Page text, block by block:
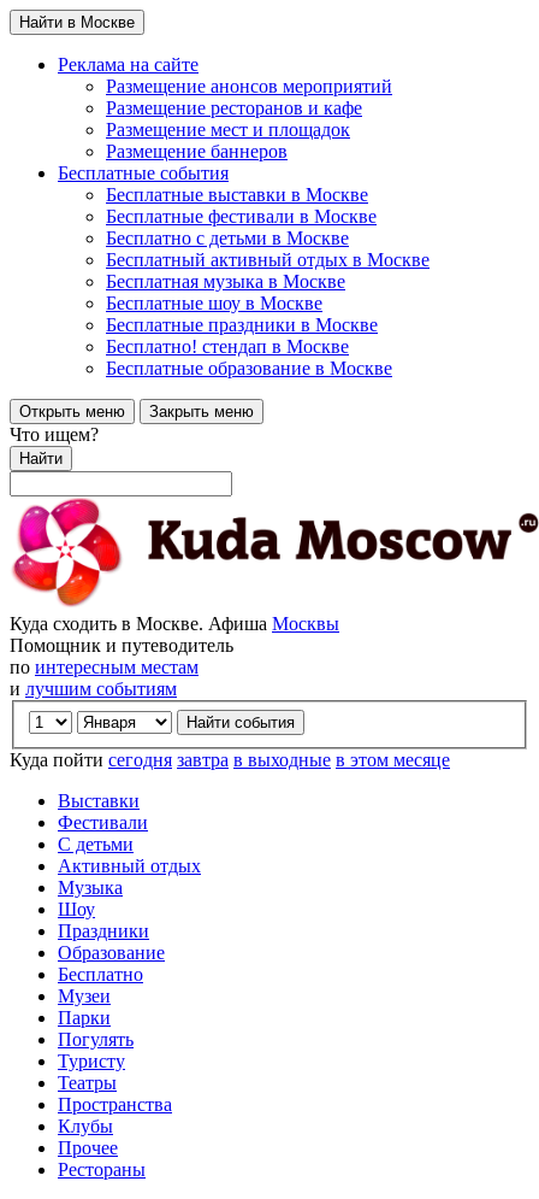
Найти в Москве
Реклама на сайте
Размещение анонсов мероприятий
Размещение ресторанов и кафе
Размещение мест и площадок
Размещение баннеров
Бесплатные события
Бесплатные выставки в Москве
Бесплатные фестивали в Москве
Бесплатно с детьми в Москве
Бесплатный активный отдых в Москве
Бесплатная музыка в Москве
Бесплатные шоу в Москве
Бесплатные праздники в Москве
Бесплатно! стендап в Москве
Бесплатные образование в Москве
Открыть меню Закрыть меню
Что ищем?
Найти
Куда сходить в Москве. Афиша Москвы
Помощник и путеводитель
по интересным местам
и лучшим событиям
Куда пойти сегодня завтра в выходные в этом месяце
Выставки
Фестивали
С детьми
Активный отдых
Музыка
Шоу
Праздники
Образование
Бесплатно
Музеи
Парки
Погулять
Туристу
Театры
Пространства
Клубы
Прочее
Рестораны